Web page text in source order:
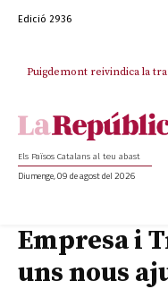
Edició 2936
Puigdemont reivindica la
Portugal acusa Espanya
Els Països Catalans al teu abast
Diumenge, 09 de agost del 2026
Empresa i
uns nous